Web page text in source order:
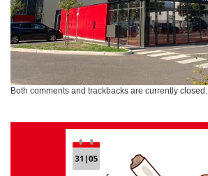
Both comments and trackbacks are currently closed.